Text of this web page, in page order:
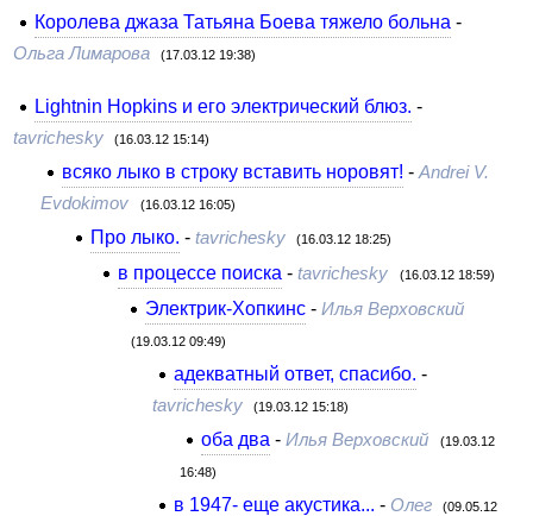
Королева джаза Татьяна Боева тяжело больна -
Ольга Лимарова (17.03.12 19:38)
Lightnin Hopkins и его электрический блюз. -
tavrichesky (16.03.12 15:14)
всяко лыко в строку вставить норовят! -Andrei V.
Evdokimov
(16.03.12 16:05)
Про лыко. - tavrichesky (16.03.12 18:25)
в процессе поиска - tavrichesky (16.03.12 18:59)
Электрик-Хопкинс -Илья Верховский
(19.03.12 09:49)
адекватный ответ, спасибо. -
tavrichesky (19.03.12 15:18)
оба два -Илья Верховский (19.03.12
16:48)
в 1947- еще акустика... - Олег (09.05.12